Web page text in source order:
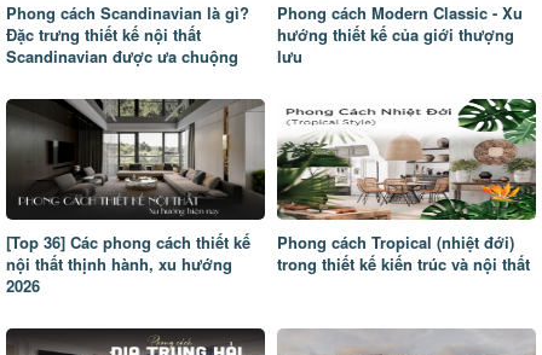
Phong cách Scandinavian là gì?
Đặc trưng thiết kế nội thất
Scandinavian được ưa chuộng
Phong cách Modern Classic - Xu
hướng thiết kế của giới thượng
lưu
[Top 36] Các phong cách thiết kế
nội thất thịnh hành, xu hướng
2026
Phong cách Tropical (nhiệt đới)
trong thiết kế kiến trúc và nội thất